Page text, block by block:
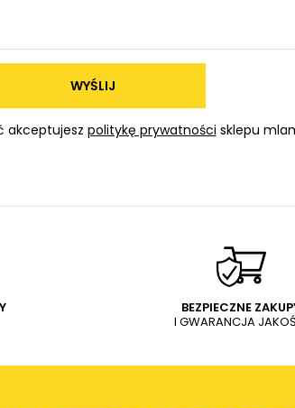
WYŚLIJ
akceptujesz politykę prywatności sklepu
BEZPIECZNE
I GWARANCJA